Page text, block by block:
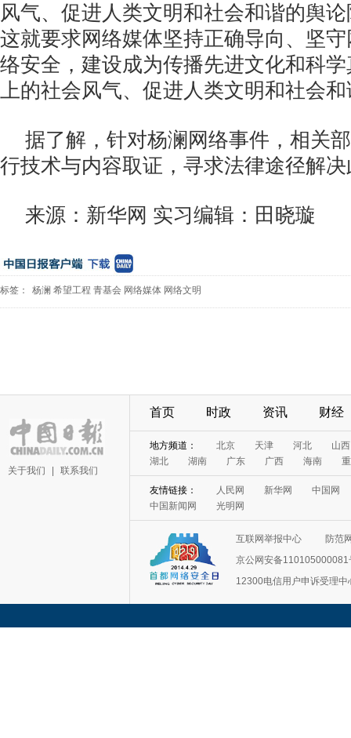
风气、促进人类文明和社会和谐的舆
这就要求网络媒体坚持正确导向、坚
络安全，建设成为传播先进文化和科
上的社会风气、促进人类文明和社会
据了解，针对杨澜网络事件，相关
行技术与内容取证，寻求法律途径解
来源：新华网 实习编辑：田晓璇
标签： 杨澜 希望工程 青基会 网络媒体 网络文明
关于我们 联系我们
首页 时政 资讯 财经
地方频道： 北京 天津 河北
山西
湖北
湖南 广东 广西 海南
友情链接： 人民网 新华网
中国网
中国新闻网
光明网
互联网举报中心
防范
京公网安备110105000081
12300电信用户申诉受理中